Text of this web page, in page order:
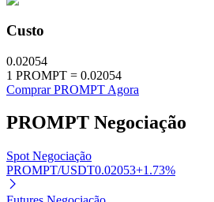
Aprenda como ganhar renda passiva
Bitrue
AI
Custo
0.02054
1 PROMPT = 0.02054
Comprar PROMPT Agora
PROMPT Negociação
Spot Negociação
PROMPT/USDT0.02053+1.73%